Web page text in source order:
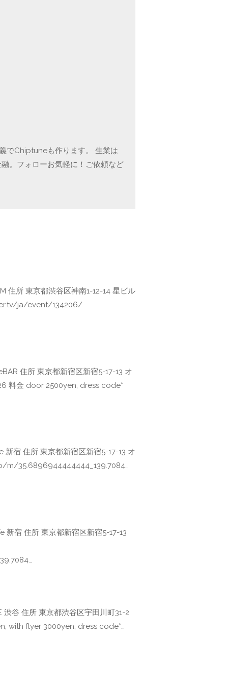
でChiptuneも作ります。 生業は
。フォローお気軽に！ご依頼など
住所 東京都渋谷区神南1-12-14 星ビル
ja/event/134206/
住所 東京都新宿区新宿5-17-13 オ
料金 door 2500yen, dress code*
宿 住所 東京都新宿区新宿5-17-13 オ
m/35.6896944444444_139.7084…
新宿 住所 東京都新宿区新宿5-17-13
谷 住所 東京都渋谷区宇田川町31-2
with flyer 3000yen, dress code*…